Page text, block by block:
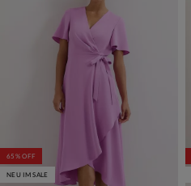
65% OFF
NEU IM SALE